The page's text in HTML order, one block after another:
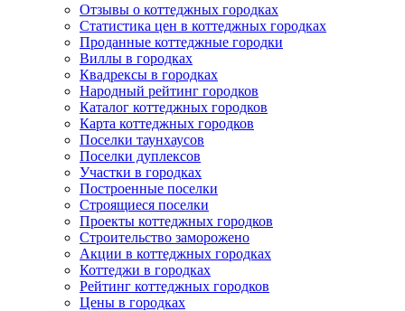
Отзывы о коттеджных городках
Статистика цен в коттеджных городках
Проданные коттеджные городки
Виллы в городках
Квадрексы в городках
Народный рейтинг городков
Каталог коттеджных городков
Карта коттеджных городков
Поселки таунхаусов
Поселки дуплексов
Участки в городках
Построенные поселки
Строящиеся поселки
Проекты коттеджных городков
Строительство заморожено
Акции в коттеджных городках
Коттеджи в городках
Рейтинг коттеджных городков
Цены в городках